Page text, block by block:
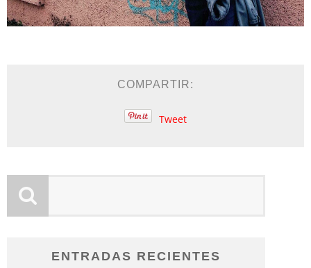
COMPARTIR:
Tweet
ENTRADAS RECIENTES